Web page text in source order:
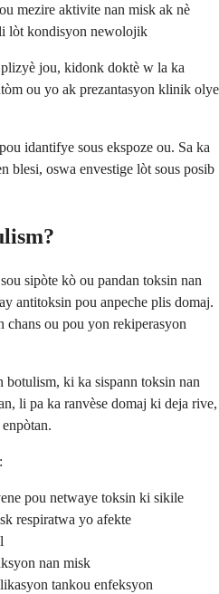
mezire aktivite nan misk ak nè
lòt kondisyon newolojik
jou, kidonk doktè w la ka
ou yo ak prezantasyon klinik olye
idantifye sous ekspoze ou. Sa ka
blesi, oswa envestige lòt sous posib
sipòte kò ou pandan toksin nan
antitoksin pou anpeche plis domaj.
chans ou pou yon rekiperasyon
botulism, ki ka sispann toksin nan
li pa ka ranvèse domaj ki deja rive,
pou netwaye toksin ki sikile
respiratwa yo afekte
nan misk
tankou enfeksyon